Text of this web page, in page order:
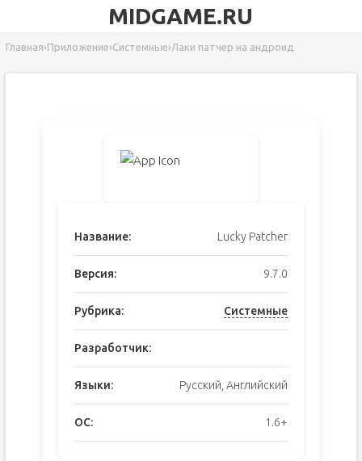
MIDGAME.RU
Главная›Приложение›Системные›Лаки патчер на андроид
Название: Lucky Patcher
Версия: 9.7.0
Рубрика: Системные
Разработчик:
Языки: Русский, Английский
ОС: 1.6+